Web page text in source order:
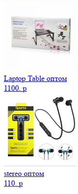
Laptop Table оптом
1100. p
stereo оптом
110. p